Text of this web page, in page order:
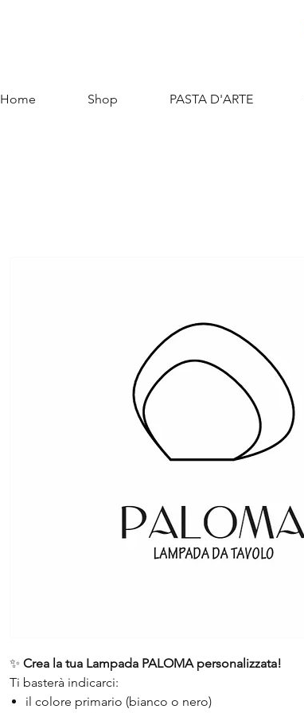
Home Shop PASTA D'ARTE
✨ Crea la tua Lampada PALOMA personalizzata!
Ti basterà indicarci:
il colore primario (bianco o nero)